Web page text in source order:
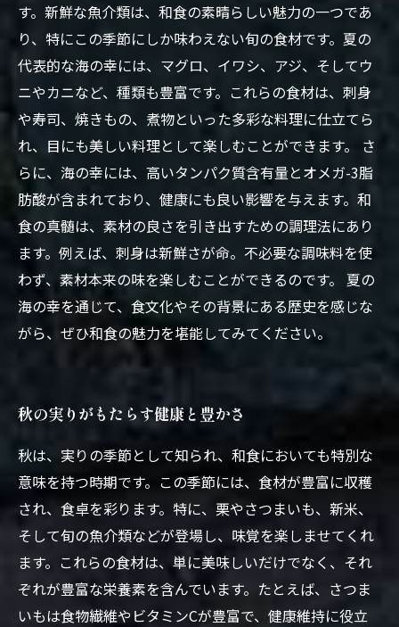
す。新鮮な魚介類は、和食の素晴らしい魅力の一つであ
り、特にこの季節にしか味わえない旬の食材です。夏の
代表的な海の幸には、マグロ、イワシ、アジ、そしてウ
ニやカニなど、種類も豊富です。これらの食材は、刺身
や寿司、焼きもの、煮物といった多彩な料理に仕立てら
れ、目にも美しい料理として楽しむことができます。 さ
らに、海の幸には、高いタンパク質含有量とオメガ-3脂
肪酸が含まれており、健康にも良い影響を与えます。和
食の真髄は、素材の良さを引き出すための調理法にあり
ます。例えば、刺身は新鮮さが命。不必要な調味料を使
わず、素材本来の味を楽しむことができるのです。 夏の
海の幸を通じて、食文化やその背景にある歴史を感じな
がら、ぜひ和食の魅力を堪能してみてください。
秋の実りがもたらす健康と豊かさ
秋は、実りの季節として知られ、和食においても特別な
意味を持つ時期です。この季節には、食材が豊富に収穫
され、食卓を彩ります。特に、栗やさつまいも、新米、
そして旬の魚介類などが登場し、味覚を楽しませてくれ
ます。これらの食材は、単に美味しいだけでなく、それ
ぞれが豊富な栄養素を含んでいます。たとえば、さつま
いもは食物繊維やビタミンCが豊富で、健康維持に役立